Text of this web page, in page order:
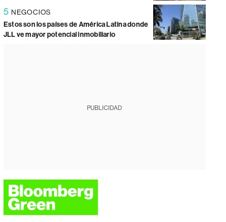
5 NEGOCIOS
Estos son los países de América Latina donde
JLL ve mayor potencial inmobiliario
PUBLICIDAD